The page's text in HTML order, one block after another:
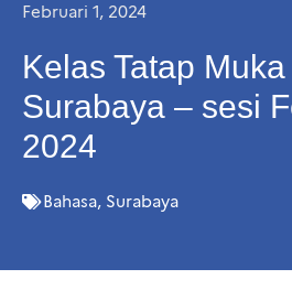
Februari 1, 2024
Kelas Tatap Muka
Surabaya – sesi
2024
Bahasa, Surabaya